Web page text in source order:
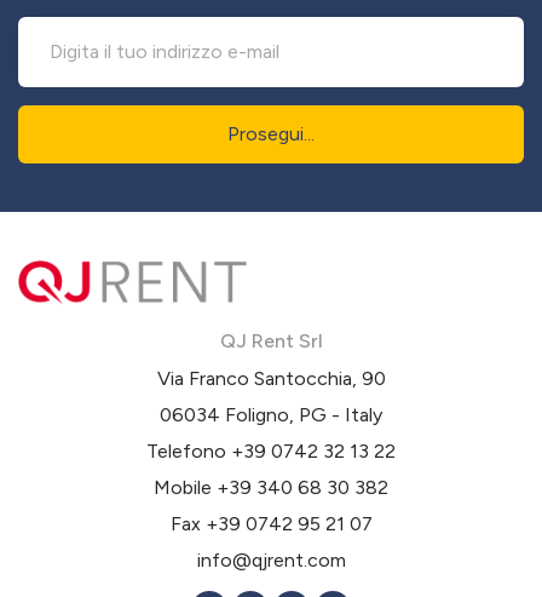
Prosegui...
QJ Rent Srl
Via Franco Santocchia, 90
06034 Foligno, PG - Italy
Telefono +39 0742 32 13 22
Mobile +39 340 68 30 382
Fax +39 0742 95 21 07
info@qjrent.com